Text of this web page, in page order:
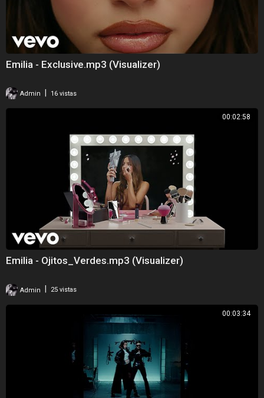
Emilia - Exclusive.mp3 (Visualizer)
Admin 16 vistas
00:02:58
Emilia - Ojitos_Verdes.mp3 (Visualizer)
Admin 25 vistas
00:03:34